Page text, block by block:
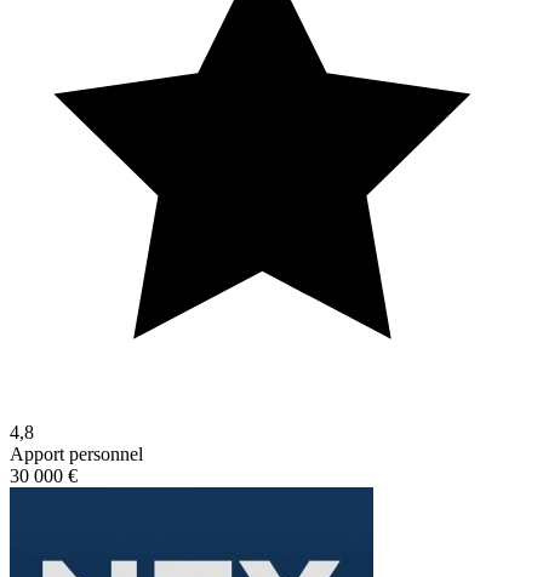
4,8
Apport personnel
30 000 €